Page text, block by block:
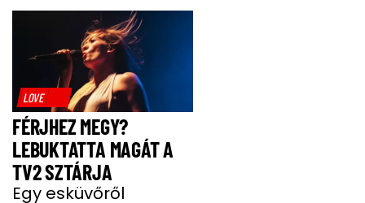
LOVE
FÉRJHEZ MEGY?
LEBUKTATTA MAGÁT A
TV2 SZTÁRJA
Egy esküvőről